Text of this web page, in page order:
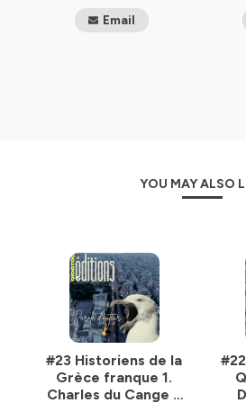
Email
YOU MAY ALSO
#23 Historiens de la
Grèce franque 1.
Charles du Cange –